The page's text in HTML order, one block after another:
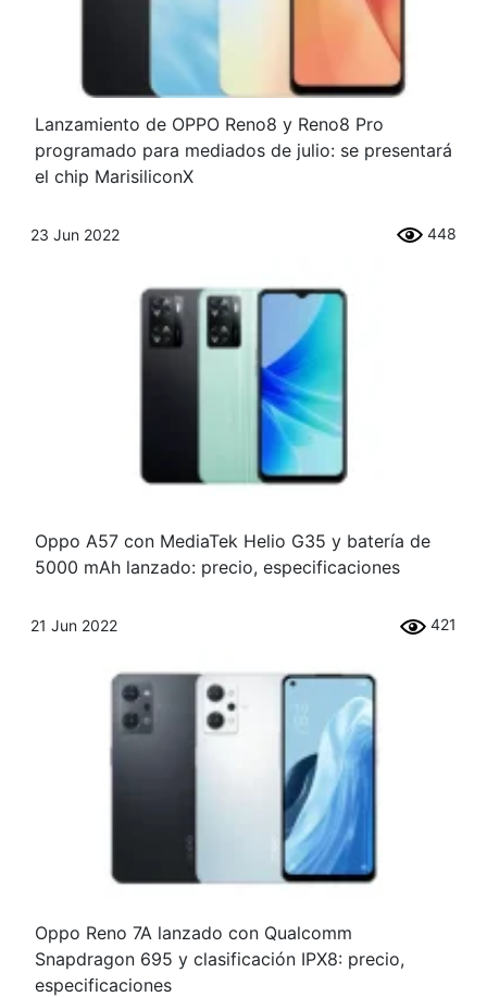
Lanzamiento de OPPO Reno8 y Reno8 Pro
programado para mediados de julio: se presentará
el chip MarisiliconX
23 Jun 2022 448
Oppo A57 con MediaTek Helio G35 y batería de
5000 mAh lanzado: precio, especificaciones
21 Jun 2022 421
Oppo Reno 7A lanzado con Qualcomm
Snapdragon 695 y clasificación IPX8: precio,
especificaciones